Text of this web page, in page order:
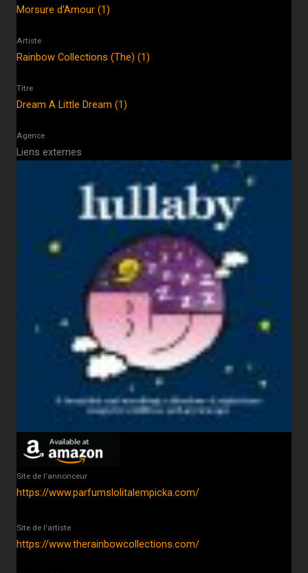
Morsure d'Amour (1)
Artiste
Rainbow Collections (The) (1)
Titre
Dream A Little Dream (1)
Agence
Liens externes
Site de l'annonceur
https://www.parfumslolitalempicka.com/
Site de l'artiste
https://www.therainbowcollections.com/